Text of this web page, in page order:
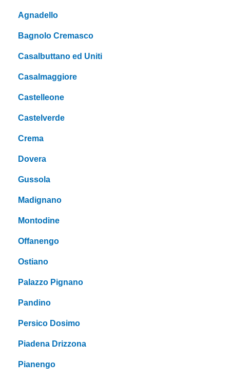
Agnadello
Bagnolo Cremasco
Casalbuttano ed Uniti
Casalmaggiore
Castelleone
Castelverde
Crema
Dovera
Gussola
Madignano
Montodine
Offanengo
Ostiano
Palazzo Pignano
Pandino
Persico Dosimo
Piadena Drizzona
Pianengo